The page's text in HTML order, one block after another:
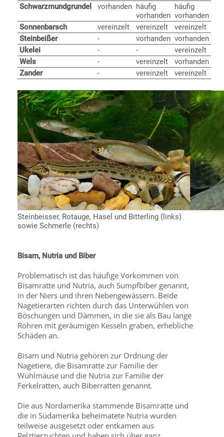
Schwarzmundgrundel
vorhanden häufig
vorhanden
häufig
vorhanden
Sonnenbarsch
vereinzelt vereinzelt
vereinzelt
Steinbeißer
- vorhanden vorhanden
Ukelei
- -
vereinzelt
Wels
- vereinzelt
vorhanden
Zander
- vereinzelt vereinzelt
Steinbeisser, Rotauge, Hasel und Bitterling (links)
sowie Schmerle (rechts)
Bisam, Nutria und Biber
Problematisch ist das häufige Vorkommen von
Bisamratte und Nutria, auch Sumpfbiber genannt,
in der Niers und ihren Nebengewässern. Beide
Nagetierarten richten durch das Unterwühlen von
Böschungen und Dämmen, in die sie als Bau lange
Röhren mit geräumigen Kesseln graben, erhebliche
Schäden an.
Bisam und Nutria gehören zur Ordnung der
Nagetiere, die Bisamratte zur Familie der
Wühlmäuse und die Nutria zur Familie der
Ferkelratten, auch Biberratten genannt.
Die aus Nordamerika stammende Bisamratte und
die in Südamerika beheimatete Nutria wurden
teilweise ausgesetzt oder entkamen aus